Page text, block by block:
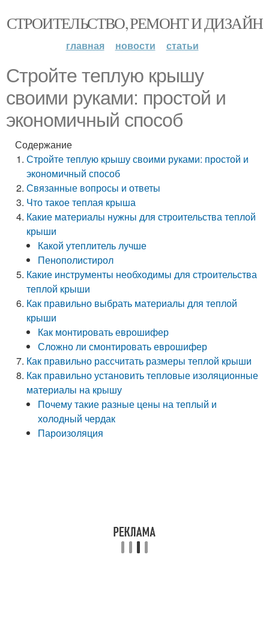
СТРОИТЕЛЬСТВО, РЕМОНТ И ДИЗАЙН
главная новости статьи
Стройте теплую крышу
своими руками: простой и
экономичный способ
Содержание
Стройте теплую крышу своими руками: простой и
экономичный способ
Связанные вопросы и ответы
Что такое теплая крыша
Какие материалы нужны для строительства теплой
крыши
Какой утеплитель лучше
Пенополистирол
Какие инструменты необходимы для строительства
теплой крыши
Как правильно выбрать материалы для теплой
крыши
Как монтировать еврошифер
Сложно ли смонтировать еврошифер
Как правильно рассчитать размеры теплой крыши
Как правильно установить тепловые изоляционные
материалы на крышу
Почему такие разные цены на теплый и
холодный чердак
Пароизоляция